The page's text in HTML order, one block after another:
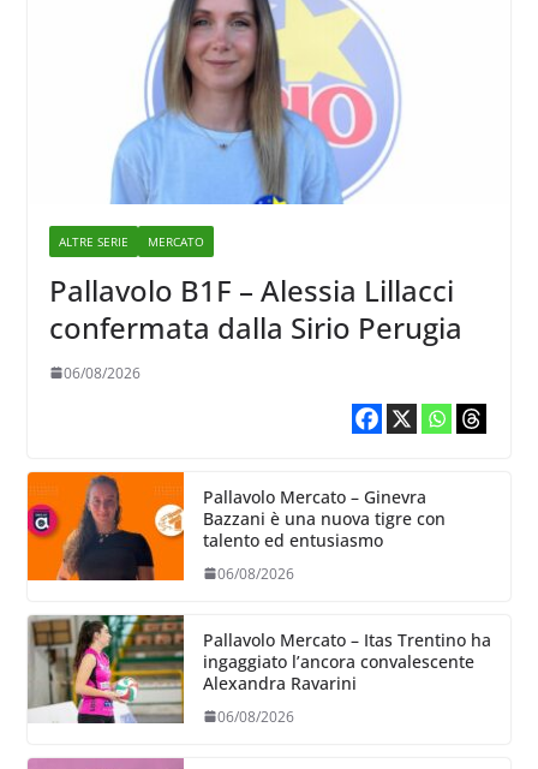
ALTRE SERIE MERCATO
Pallavolo B1F – Alessia Lillacci
confermata dalla Sirio Perugia
06/08/2026
Pallavolo Mercato – Ginevra
Bazzani è una nuova tigre con
talento ed entusiasmo
06/08/2026
Pallavolo Mercato – Itas Trentino ha
ingaggiato l’ancora convalescente
Alexandra Ravarini
06/08/2026